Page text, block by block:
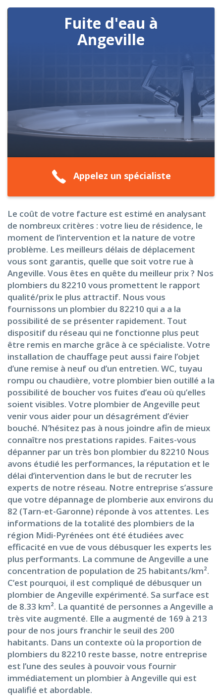
Fuite d'eau à
Angeville
Appelez un spécialiste
Le coût de votre facture est estimé en analysant
de nombreux critères : votre lieu de résidence, le
moment de l’intervention et la nature de votre
problème. Les meilleurs délais de déplacement
vous sont garantis, quelle que soit votre rue à
Angeville. Vous êtes en quête du meilleur prix ? Nos
plombiers du 82210 vous promettent le rapport
qualité/prix le plus attractif. Nous vous
fournissons un plombier du 82210 qui a a la
possibilité de se présenter rapidement. Tout
dispositif du réseau qui ne fonctionne plus peut
être remis en marche grâce à ce spécialiste. Votre
installation de chauffage peut aussi faire l’objet
d’une remise à neuf ou d’un entretien. WC, tuyau
rompu ou chaudière, votre plombier bien outillé a la
possibilité de boucher vos fuites d’eau où qu’elles
soient visibles. Votre plombier de Angeville peut
venir vous aider pour un désagrément d’évier
bouché. N’hésitez pas à nous joindre afin de mieux
connaître nos prestations rapides. Faites-vous
dépanner par un très bon plombier du 82210 Nous
avons étudié les performances, la réputation et le
délai d’intervention dans le but de recruter les
experts de notre réseau. Notre entreprise s’assure
que votre dépannage de plomberie aux environs du
82 (Tarn-et-Garonne) réponde à vos attentes. Les
informations de la totalité des plombiers de la
région Midi-Pyrénées ont été étudiées avec
efficacité en vue de vous débusquer les experts les
plus performants. La commune de Angeville a une
concentration de population de 25 habitants/km².
C’est pourquoi, il est compliqué de débusquer un
plombier de Angeville expérimenté. Sa surface est
de 8.33 km². La quantité de personnes a Angeville a
très vite augmenté. Elle a augmenté de 169 à 213
pour de nos jours franchir le seuil des 200
habitants. Dans un contexte où la proportion de
plombiers du 82210 reste basse, notre entreprise
est l’une des seules à pouvoir vous fournir
immédiatement un plombier à Angeville qui est
qualifié et abordable.